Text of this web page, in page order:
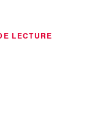
LECTURE